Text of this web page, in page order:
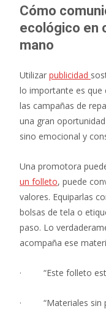
Cómo
ecológico en
mano
Utilizar publicidad
lo importante es que
las campañas de
una gran
sino emocional y
Una promotora
un folleto, puede
valores. Equiparlas
bolsas de tela o
paso. Lo
acompaña ese
· “Este folleto está
· “Materiales sin